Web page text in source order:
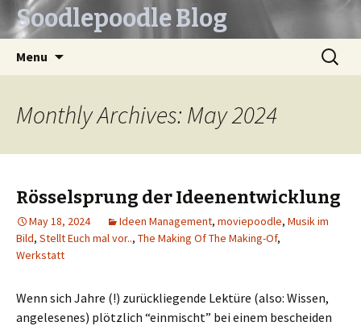
Soodlepoodle Blog
Menu
Search
for:
Monthly Archives: May 2024
Rösselsprung der Ideenentwicklung
May 18, 2024 Ideen Management, moviepoodle, Musik im
Bild, Stellt Euch mal vor.., The Making Of The Making-Of,
Werkstatt
Wenn sich Jahre (!) zurückliegende Lektüre (also: Wissen,
angelesenes) plötzlich “einmischt” bei einem bescheiden